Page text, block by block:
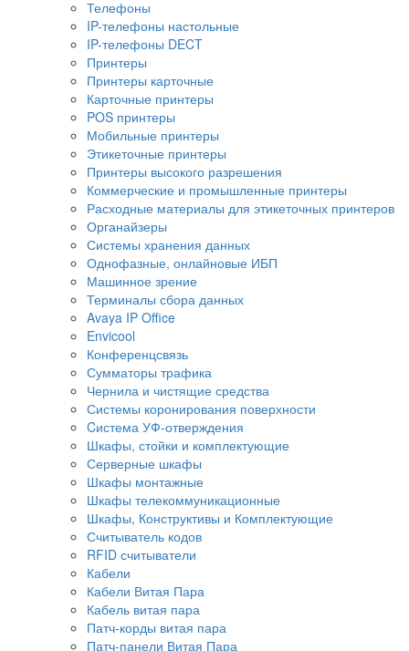
Телефоны
IP-телефоны настольные
IP-телефоны DECT
Принтеры
Принтеры карточные
Карточные принтеры
POS принтеры
Мобильные принтеры
Этикеточные принтеры
Принтеры высокого разрешения
Коммерческие и промышленные принтеры
Расходные материалы для этикеточных принтеров
Органайзеры
Системы хранения данных
Однофазные, онлайновые ИБП
Машинное зрение
Терминалы сбора данных
Avaya IP Office
Envicool
Конференцсвязь
Сумматоры трафика
Чернила и чистящие средства
Системы коронирования поверхности
Cистема УФ-отверждения
Шкафы, стойки и комплектующие
Серверные шкафы
Шкафы монтажные
Шкафы телекоммуникационные
Шкафы, Конструктивы и Комплектующие
Считыватель кодов
RFID считыватели
Кабели
Кабели Витая Пара
Кабель витая пара
Патч-корды витая пара
Патч-панели Витая Пара